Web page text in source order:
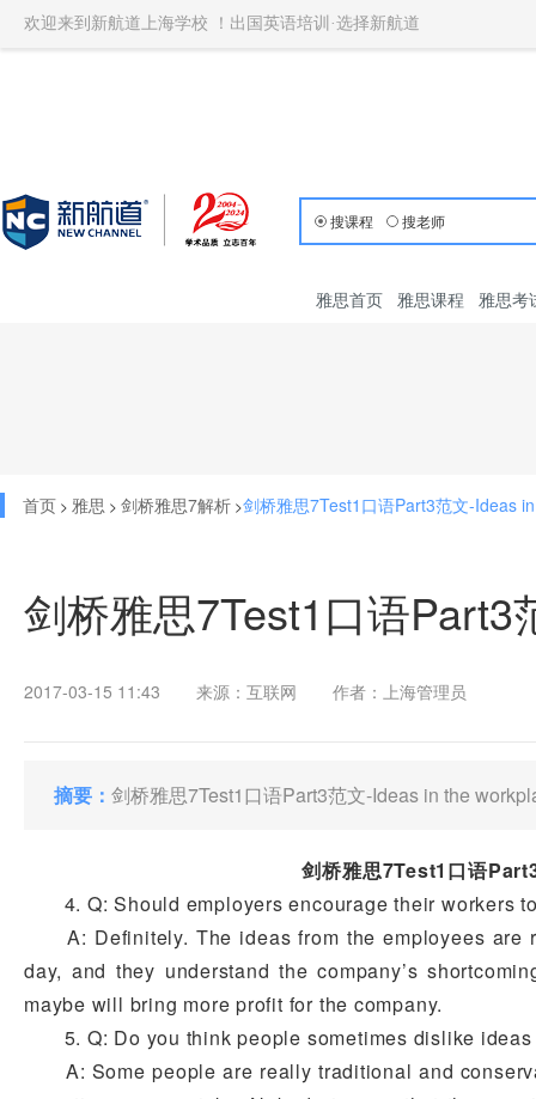
欢迎来到新航道上海学校 ！出国英语培训·选择新航道
搜课程 搜老师
雅思首页 雅思课程 雅思考
首页 > 雅思 > 剑桥雅思7解析 >剑桥雅思7Test1口语Part3范文-Ideas
剑桥雅思7Test1口语
2017-03-15 11:43 来源：互联网 作者：上海管理员
摘要： 剑桥雅思7Test1口语Part3范文-Ideas in the
剑桥雅思7Test1口语
4. Q: Should employers encourage their workers
A: Definitely. The ideas from the employees are
day, and they understand the company’s
maybe will bring more profit for the company.
5. Q: Do you think people sometimes dislike ideas
A: Some people are really traditional and